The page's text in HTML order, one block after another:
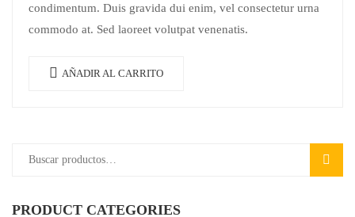
condimentum. Duis gravida dui enim, vel consectetur urna
commodo at. Sed laoreet volutpat venenatis.
AÑADIR AL CARRITO
PRODUCT CATEGORIES